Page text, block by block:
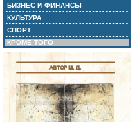
БИЗНЕС И ФИНАНСЫ
КУЛЬТУРА
СПОРТ
КРОМЕ ТОГО